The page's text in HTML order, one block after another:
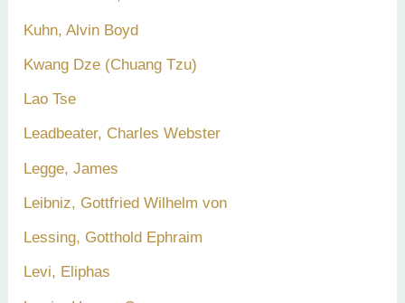
Kuhn, Alvin Boyd
Kwang Dze (Chuang Tzu)
Lao Tse
Leadbeater, Charles Webster
Legge, James
Leibniz, Gottfried Wilhelm von
Lessing, Gotthold Ephraim
Levi, Eliphas